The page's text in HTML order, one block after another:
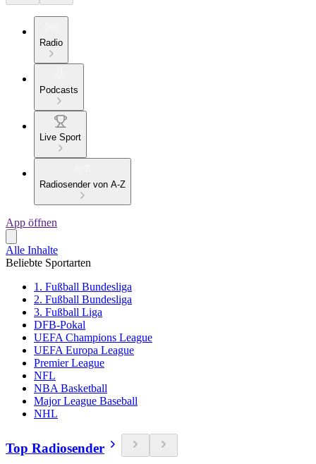
Radio
Podcasts
Live Sport
Radiosender von A-Z
App öffnen
Alle Inhalte
Beliebte Sportarten
1. Fußball Bundesliga
2. Fußball Bundesliga
3. Fußball Liga
DFB-Pokal
UEFA Champions League
UEFA Europa League
Premier League
NFL
NBA Basketball
Major League Baseball
NHL
Top Radiosender